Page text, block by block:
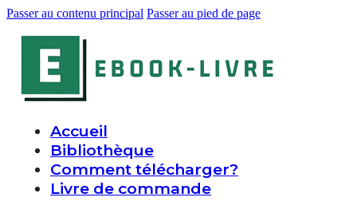
Passer au contenu principal Passer au pied de page
Accueil
Bibliothèque
Comment télécharger?
Livre de commande